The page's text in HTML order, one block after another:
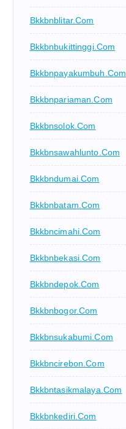
Bkkbnblitar.com
Bkkbnbukittinggi.com
Bkkbnpayakumbuh.com
Bkkbnpariaman.com
Bkkbnsolok.com
Bkkbnsawahlunto.com
Bkkbndumai.com
Bkkbnbatam.com
Bkkbncimahi.com
Bkkbnbekasi.com
Bkkbndepok.com
Bkkbnbogor.com
Bkkbnsukabumi.com
Bkkbncirebon.com
Bkkbntasikmalaya.com
Bkkbnkediri.com